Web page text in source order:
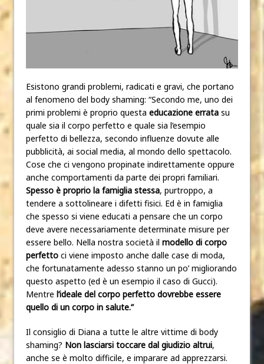
Esistono grandi problemi, radicati e gravi, che portano
al fenomeno del body shaming: “Secondo me, uno dei
primi problemi è proprio questa educazione errata su
quale sia il corpo perfetto e quale sia l’esempio
perfetto di bellezza, secondo influenze dovute alle
pubblicità, ai social media, al mondo dello spettacolo.
Cose che ci vengono propinate indirettamente oppure
anche comportamenti da parte dei propri familiari.
Spesso è proprio la famiglia stessa, purtroppo, a
tendere a sottolineare i difetti fisici. Ed è in famiglia
che spesso si viene educati a pensare che un corpo
deve avere necessariamente determinate misure per
essere bello. Nella nostra società il modello di corpo
perfetto ci viene imposto anche dalle case di moda,
che fortunatamente adesso stanno un po’ migliorando
questo aspetto (ed è un esempio il caso di Gucci).
Mentre l’ideale del corpo perfetto dovrebbe essere
quello di un corpo in salute.”
Il consiglio di Diana a tutte le altre vittime di body
shaming? Non lasciarsi toccare dal giudizio altrui,
anche se è molto difficile, e imparare ad apprezzarsi.